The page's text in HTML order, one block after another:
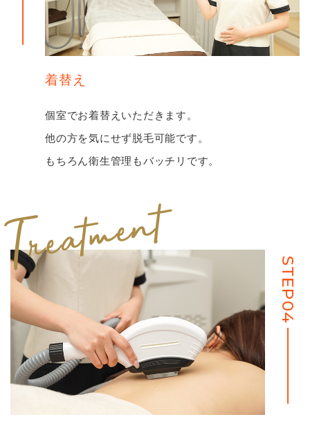
着替え
個室でお着替えいただきます。
他の⽅を気にせず脱⽑可能です。
もちろん衛⽣管理もバッチリです。
STEP04